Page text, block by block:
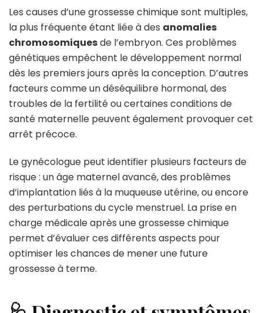
Les causes d’une grossesse chimique sont multiples,
la plus fréquente étant liée à des anomalies
chromosomiquesde l’embryon. Ces problèmes
génétiques empêchent le développement normal
dès les premiers jours après la conception. D’autres
facteurs comme un déséquilibre hormonal, des
troubles de la fertilité ou certaines conditions de
santé maternelle peuvent également provoquer cet
arrêt précoce.
Le gynécologue peut identifier plusieurs facteurs de
risque : un âge maternel avancé, des problèmes
d’implantation liés à la muqueuse utérine, ou encore
des perturbations du cycle menstruel. La prise en
charge médicale après une grossesse chimique
permet d’évaluer ces différents aspects pour
optimiser les chances de mener une future
grossesse à terme.